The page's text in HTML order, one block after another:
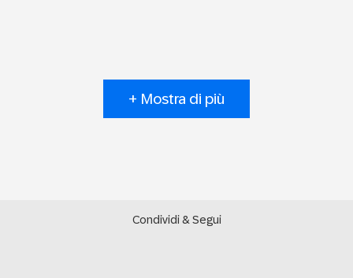
+ Mostra di più
Condividi & Segui